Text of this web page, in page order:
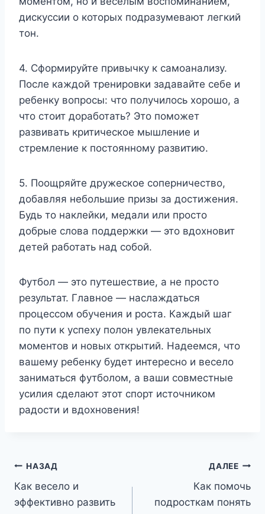
дискуссии о которых подразумевают легкий
тон.
4. Сформируйте привычку к самоанализу.
После каждой тренировки задавайте себе и
ребенку вопросы: что получилось хорошо, а
что стоит доработать? Это поможет
развивать критическое мышление и
стремление к постоянному развитию.
5. Поощряйте дружеское соперничество,
добавляя небольшие призы за достижения.
Будь то наклейки, медали или просто
добрые слова поддержки — это вдохновит
детей работать над собой.
Футбол — это путешествие, а не просто
результат. Главное — наслаждаться
процессом обучения и роста. Каждый шаг
по пути к успеху полон увлекательных
моментов и новых открытий. Надеемся, что
вашему ребенку будет интересно и весело
заниматься футболом, а ваши совместные
усилия сделают этот спорт источником
радости и вдохновения!
Навигация
по
НАЗАД
Как весело и
эффективно развить
ДАЛЕЕ
Как помочь
подросткам понять